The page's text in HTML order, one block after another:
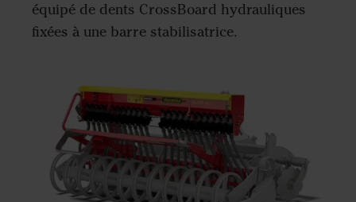
équipé de dents CrossBoard hydrauliques
fixées à une barre stabilisatrice.